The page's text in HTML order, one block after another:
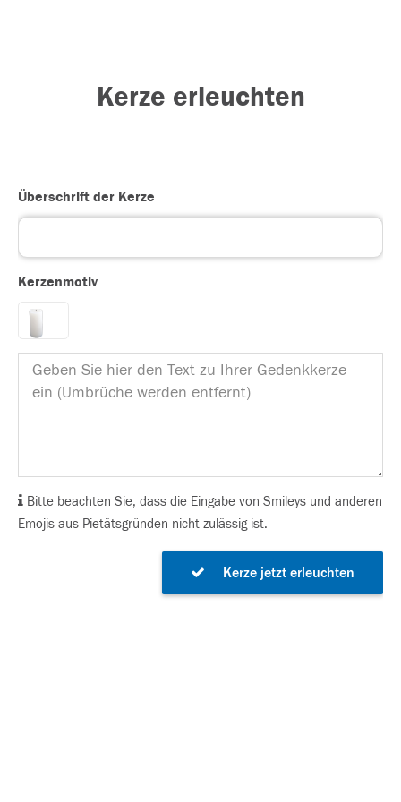
Kerze erleuchten
Überschrift der Kerze
Kerzenmotiv
Bitte beachten Sie, dass die Eingabe von Smileys und anderen
Emojis aus Pietätsgründen nicht zulässig ist.
Kerze jetzt erleuchten